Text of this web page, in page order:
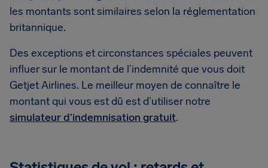
les montants sont similaires selon la réglementation
britannique.
Des exceptions et circonstances spéciales peuvent
influer sur le montant de l’indemnité que vous doit
Getjet Airlines. Le meilleur moyen de connaître le
montant qui vous est dû est d’utiliser notre
simulateur d’indemnisation gratuit.